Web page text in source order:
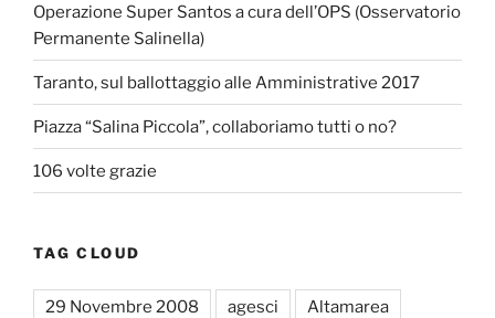
Operazione Super Santos a cura dell’OPS (Osservatorio
Permanente Salinella)
Taranto, sul ballottaggio alle Amministrative 2017
Piazza “Salina Piccola”, collaboriamo tutti o no?
106 volte grazie
TAG CLOUD
29 Novembre 2008 agesci Altamarea